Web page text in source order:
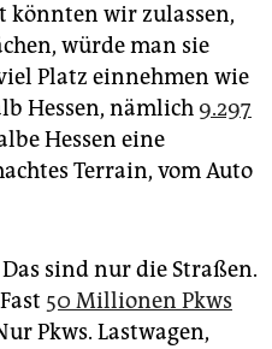
könnten wir zulassen,
würde man sie
Platz einnehmen wie
Hessen, nämlich 9.297
Hessen eine
Terrain, vom Auto
sind nur die Straßen.
50 Millionen Pkws
Pkws. Lastwagen,